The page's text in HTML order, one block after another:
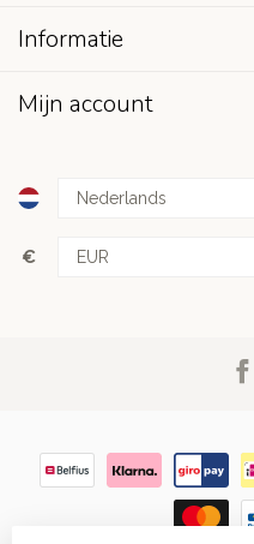
Informatie
Mijn account
€